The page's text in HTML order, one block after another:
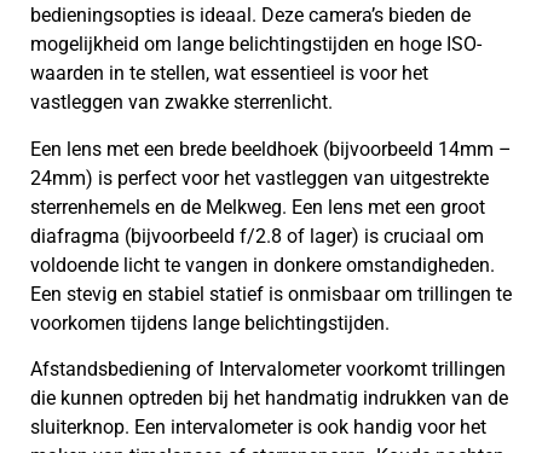
bedieningsopties is ideaal. Deze camera’s bieden de
mogelijkheid om lange belichtingstijden en hoge ISO-
waarden in te stellen, wat essentieel is voor het
vastleggen van zwakke sterrenlicht.
Een lens met een brede beeldhoek (bijvoorbeeld 14mm –
24mm) is perfect voor het vastleggen van uitgestrekte
sterrenhemels en de Melkweg. Een lens met een groot
diafragma (bijvoorbeeld f/2.8 of lager) is cruciaal om
voldoende licht te vangen in donkere omstandigheden.
Een stevig en stabiel statief is onmisbaar om trillingen te
voorkomen tijdens lange belichtingstijden.
Afstandsbediening of Intervalometer voorkomt trillingen
die kunnen optreden bij het handmatig indrukken van de
sluiterknop. Een intervalometer is ook handig voor het